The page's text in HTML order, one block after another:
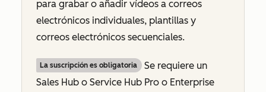
para grabar o añadir vídeos a correos
electrónicos individuales, plantillas y
correos electrónicos secuenciales.
La suscripción es obligatoria
Se requiere un
Sales Hub o Service Hub Pro o Enterprise